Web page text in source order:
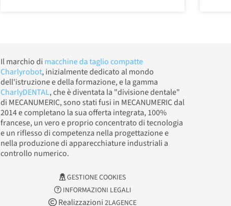
Il marchio di macchine da taglio compatte
Charlyrobot, inizialmente dedicato al mondo
dell'istruzione e della formazione, e la gamma
CharlyDENTAL, che è diventata la "divisione dentale"
di MECANUMERIC, sono stati fusi in MECANUMERIC dal
2014 e completano la sua offerta integrata, 100%
francese, un vero e proprio concentrato di tecnologia
e un riflesso di competenza nella progettazione e
nella produzione di apparecchiature industriali a
controllo numerico.
GESTIONE COOKIES
INFORMAZIONI LEGALI
Realizzazioni 2LAGENCE